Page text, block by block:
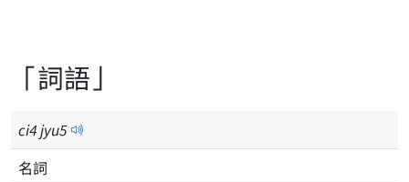
「詞語」
ci4jyu5
名詞